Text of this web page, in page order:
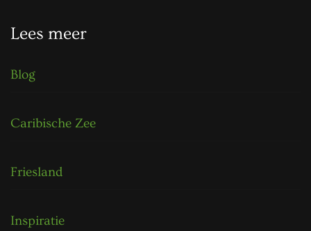
Lees meer
Blog
Caribische Zee
Friesland
Inspiratie